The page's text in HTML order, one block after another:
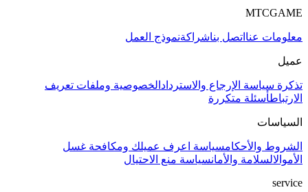
MTCGAME
معلومات عنا اتصل بناشراكةنموذج العمل
عميل
تذكرة سياسة الإرجاع والاسترداد الخصوصية وملفات تعريف
الارتباطأسئلة متكررة
السياسات
الشروط والأحكامسياسة اعرف عميلك ومكافحة غسل
الأموالالسلامة والأمانسياسة منع الاحتيال
service